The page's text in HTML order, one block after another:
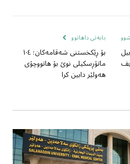
بابەتی داهاتوو
بۆ ڕێکخستنی شەقامەکان؛ ١٠٤
ماتۆڕسکیلی نوێ بۆ هاتووچۆی
هەولێر دابین کرا